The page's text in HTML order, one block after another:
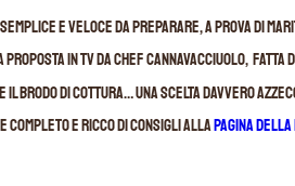
e veloce da preparare, a prova di
in tv da Chef Cannavacciuolo, fatta
brodo di cottura… Una scelta davvero
completo e ricco di consigli allapagina